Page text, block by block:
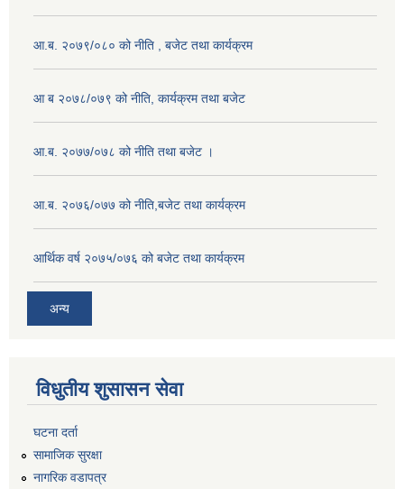
आ.ब. २०७९/०८० को नीति , बजेट तथा कार्यक्रम
आ ब २०७८/०७९ को नीति, कार्यक्रम तथा बजेट
आ.ब. २०७७/०७८ को नीति तथा बजेट ।
आ.ब. २०७६/०७७ को नीति,बजेट तथा कार्यक्रम
आर्थिक वर्ष २०७५/०७६ को बजेट तथा कार्यक्रम
अन्य
विधुतीय शुसासन सेवा
घटना दर्ता
सामाजिक सुरक्षा
नागरिक वडापत्र